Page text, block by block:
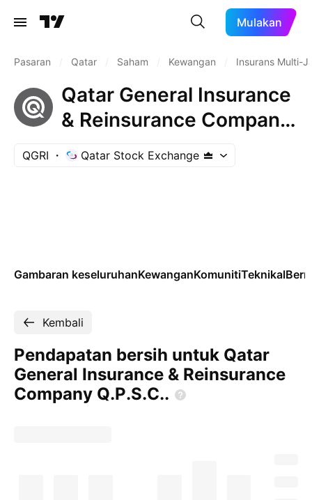
Mulakan
Pasaran Qatar Saham Kewangan Insurans Multi-
Qatar General Insurance
& Reinsurance Company
Q.P.S.C.
QGRI Qatar Stock Exchange
Gambaran keseluruhanKewanganKomunitiTeknikal
Kembali
Pendapatan bersih untuk Qatar
General Insurance & Reinsurance
Company Q.P.S.C..